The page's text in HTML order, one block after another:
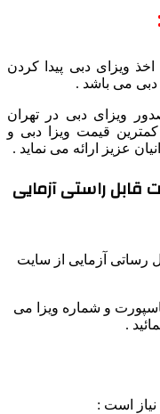
ویزای دبی پیدا کردن
دبی می باشد .
ویزای دبی در تهران
قیمت ویزا دبی و
عزیز ارائه می نماید .
قابل راستی آزمایی
رساتی آزمایی از سایت
و شماره ویزا می
.
است :